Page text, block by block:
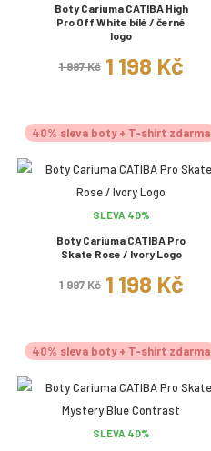
Boty Cariuma CATIBA High
Pro Off White bílé / černé
logo
1 997 Kč 1 198 Kč
40% sleva boty + T-shirt zdarma
SLEVA 40%
Boty Cariuma CATIBA Pro
Skate Rose / Ivory Logo
1 997 Kč 1 198 Kč
40% sleva boty + T-shirt zdarma
SLEVA 40%